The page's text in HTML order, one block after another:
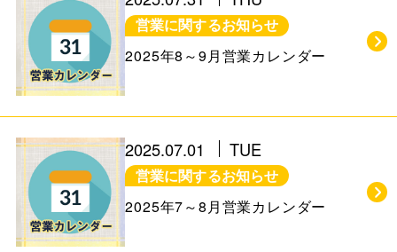
営業に関するお知らせ
2025年8～9月営業カレンダー
2025.07.01 TUE
営業に関するお知らせ
2025年7～8月営業カレンダー